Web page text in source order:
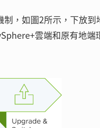
，如圖2所示，下放到
雲端和原有地端